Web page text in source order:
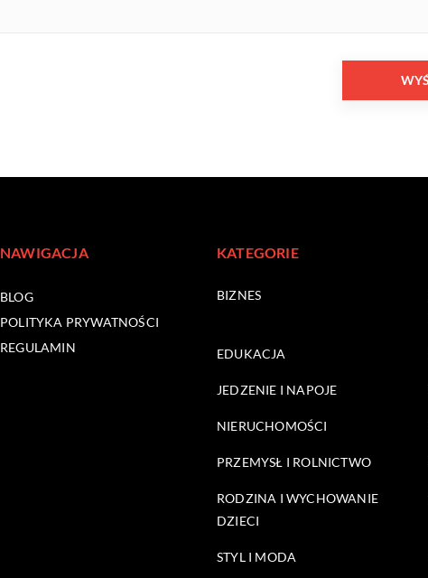
NAWIGACJA
BLOG
POLITYKA PRYWATNOŚCI
REGULAMIN
KATEGORIE
BIZNES
EDUKACJA
JEDZENIE I NAPOJE
NIERUCHOMOŚCI
PRZEMYSŁ I ROLNICTWO
RODZINA I WYCHOWANIE
DZIECI
STYL I MODA